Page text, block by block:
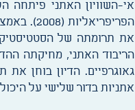
את תרומתה של
הריבוד האתני, מחיקתה
גאוגרפיים. הדיון בוחן
אתניות בדור שלישי על